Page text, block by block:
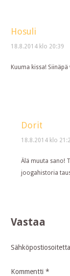
Hosuli
18.8.2014 klo 20:39
Kuuma kissa!
Dorit
18.8.2014 klo
Älä muuta sano!
joogahistoria
Vastaa
Kommentti*